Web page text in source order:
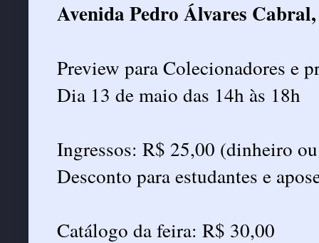
Avenida Pedro Álvares
Preview para Colecionadores e
Dia 13 de maio das 14h às 18h
Ingressos: R$ 25,00 (dinheiro
Desconto para estudantes e
Catálogo da feira: R$ 30,00